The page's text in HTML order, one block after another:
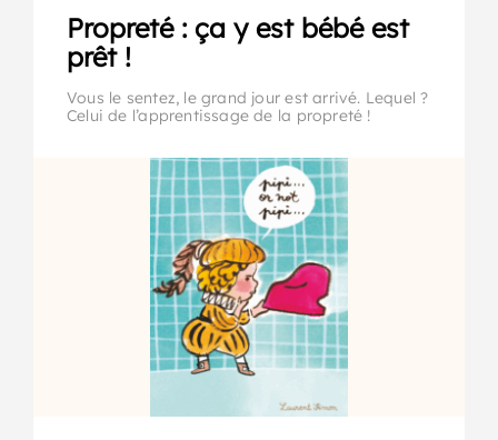
Propreté : ça y est bébé est
prêt !
Vous le sentez, le grand jour est arrivé. Lequel ?
Celui de l’apprentissage de la propreté !